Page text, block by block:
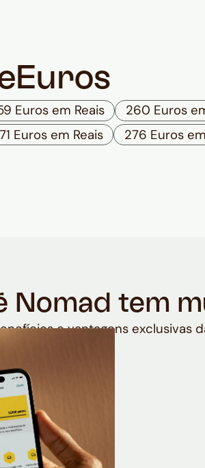
Euros
Euros em Reais 260 Euros
Euros em Reais 276 Euros
Nomad tem
e vantagens exclusivas